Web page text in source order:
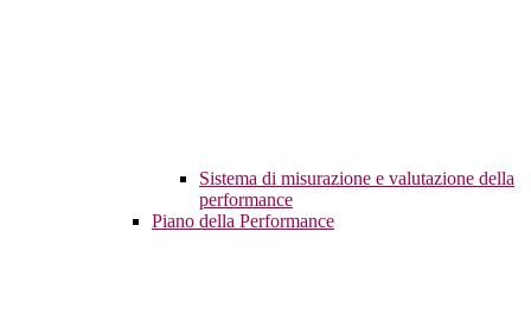
Sistema di misurazione e valutazione della
performance
Piano della Performance